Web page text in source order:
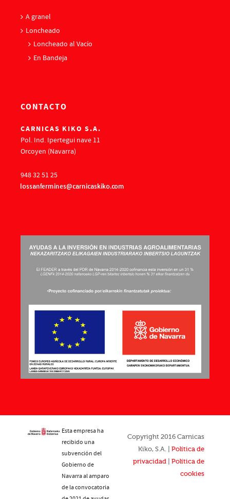
A granel
Loncheado
Loncheado al Vacío
En Bandeja
CONTACTO
CARNICAS KIKO S.A.
Pol. Ind. Ipertegui nave 11
Orcoyen (Navarra)
948 32 51 25
Esta empresa ha
recibido una
subvención del
Gobierno de
Navarra al amparo
de la convocatoria
Copyright 2016 Carnicas
Kiko, S.A. | Política de
privacidad| Política de
cookies